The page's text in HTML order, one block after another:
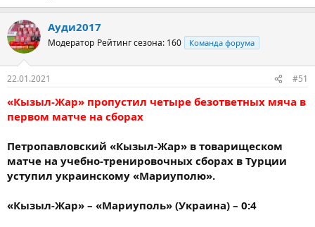
Ауди2017
Модератор Рейтинг сезона: 160 Команда форума
22.01.2021 #51
«Кызыл-Жар» пропустил четыре безответных мяча в
первом матче на сборах
Петропавловский «Кызыл-Жар» в товарищеском
матче на учебно-тренировочных сборах в Турции
уступил украинскому «Мариуполю».
«Кызыл-Жар» – «Мариуполь» (Украина) – 0:4